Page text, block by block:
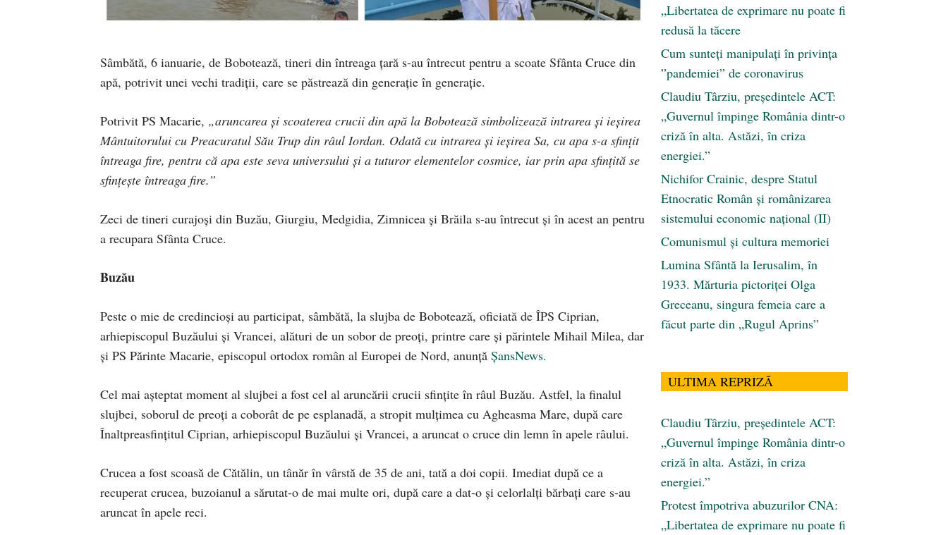
Sâmbătă, 6 ianuarie, de Bobotează, tineri din întreaga țară s-au întrecut pentru a scoate Sfânta Cruce din
apă, potrivit unei vechi tradiții, care se păstrează din generație în generație.
Potrivit PS Macarie, „aruncarea şi scoaterea crucii din apă la Bobotează simbolizează intrarea şi ieşirea
Mântuitorului cu Preacuratul Său Trup din râul Iordan. Odată cu intrarea şi ieşirea Sa, cu apa s-a sfinţit
întreaga fire, pentru că apa este seva universului şi a tuturor elementelor cosmice, iar prin apa sfinţită se
sfinţeşte întreaga fire.”
Zeci de tineri curajoși din Buzău, Giurgiu, Medgidia, Zimnicea și Brăila s-au întrecut și în acest an pentru
a recupara Sfânta Cruce.
Buzău
Peste o mie de credincioși au participat, sâmbătă, la slujba de Bobotează, oficiată de ÎPS Ciprian,
arhiepiscopul Buzăului și Vrancei, alături de un sobor de preoți, printre care și părintele Mihail Milea, dar
și PS Părinte Macarie, episcopul ortodox român al Europei de Nord, anunță ȘansNews.
Cel mai așteptat moment al slujbei a fost cel al aruncării crucii sfințite în râul Buzău. Astfel, la finalul
slujbei, soborul de preoți a coborât de pe esplanadă, a stropit mulțimea cu Agheasma Mare, după care
Înaltpreasfințitul Ciprian, arhiepiscopul Buzăului și Vrancei, a aruncat o cruce din lemn în apele râului.
Crucea a fost scoasă de Cătălin, un tânăr în vârstă de 35 de ani, tată a doi copii. Imediat după ce a
recuperat crucea, buzoianul a sărutat-o de mai multe ori, după care a dat-o și celorlalți bărbați care s-au
aruncat în apele reci.
„Libertatea de exprimare nu poate fi
redusă la tăcere
Cum sunteți manipulați în privința
”pandemiei” de coronavirus
Claudiu Târziu, președintele ACT:
„Guvernul împinge România dintr-o
criză în alta. Astăzi, în criza
energiei.”
Nichifor Crainic, despre Statul
Etnocratic Român şi românizarea
sistemului economic naţional (II)
Comunismul şi cultura memoriei
Lumina Sfântă la Ierusalim, în
1933. Mărturia pictoriței Olga
Greceanu, singura femeia care a
făcut parte din „Rugul Aprins”
ULTIMA REPRIZĂ
Claudiu Târziu, președintele ACT:
„Guvernul împinge România dintr-o
criză în alta. Astăzi, în criza
energiei.”
Protest împotriva abuzurilor CNA:
„Libertatea de exprimare nu poate fi